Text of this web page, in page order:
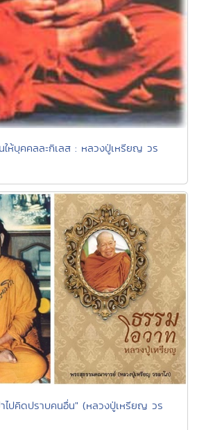
ให้บุคคลละกิเลส : หลวงปู่เหรียญ วร
าไปคิดปราบคนอื่น" (หลวงปู่เหรียญ วร